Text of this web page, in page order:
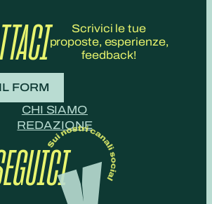
Scrivici le tue
proposte, esperienze,
feedback!
FORM
CHI SIAMO
REDAZIONE